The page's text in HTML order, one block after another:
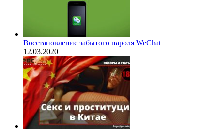
Восстановление забытого пароля WeChat
12.03.2020